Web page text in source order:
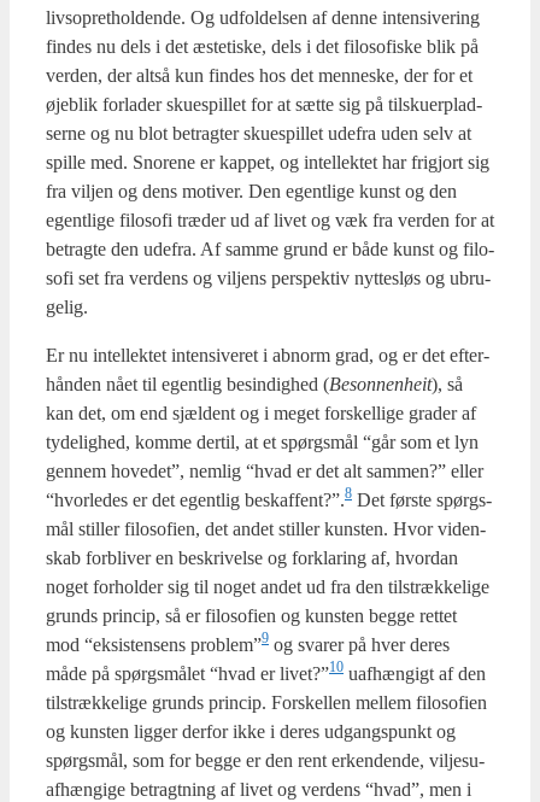
livs­op­ret­hol­den­de. Og udfol­del­sen af den­ne inten­si­ve­ring
fin­des nu dels i det æste­ti­ske, dels i det filo­so­fi­ske blik på
ver­den, der alt­så kun fin­des hos det men­ne­ske, der for et
øje­blik for­la­der sku­e­spil­let for at sæt­te sig på til­sku­er­plad­
ser­ne og nu blot betrag­ter sku­e­spil­let ude­fra uden selv at
spil­le med. Snore­ne er kap­pet, og intel­lek­tet har fri­gjort sig
fra vilj­en og dens moti­ver. Den egent­li­ge kunst og den
egent­li­ge filo­so­fi træ­der ud af livet og væk fra ver­den for at
betrag­te den ude­fra. Af sam­me grund er både kunst og filo­
so­fi set fra ver­dens og vil­jens per­spek­tiv nyt­tes­løs og ubru­
ge­lig.
Er nu intel­lek­tet inten­si­ve­ret i abnorm grad, og er det efter­
hån­den nået til egent­lig besin­dig­hed (Beson­nen­heit), så
kan det, om end sjæl­dent og i meget for­skel­li­ge gra­der af
tyde­lig­hed, kom­me der­til, at et spørgs­mål “går som et lyn
gen­nem hove­d­et”, nem­lig “hvad er det alt sam­men?” eller
“hvor­le­des er det egent­lig beskaffent?”.8 Det før­ste spørgs­
mål stil­ler filo­so­fi­en, det andet stil­ler kun­sten. Hvor viden­
skab for­bli­ver en beskri­vel­se og for­kla­ring af, hvor­dan
noget for­hol­der sig til noget andet ud fra den til­stræk­ke­li­ge
grunds prin­cip, så er filo­so­fi­en og kun­sten beg­ge ret­tet
mod “eksi­sten­sens problem”9 og sva­rer på hver deres
måde på spørgs­må­let “hvad er livet?”10 uaf­hæn­gigt af den
til­stræk­ke­li­ge grunds prin­cip. For­skel­len mel­lem filo­so­fi­en
og kun­sten lig­ger der­for ikke i deres udgangs­punkt og
spørgs­mål, som for beg­ge er den rent erken­den­de, vil­jesu­
af­hæn­gi­ge betragt­ning af livet og ver­dens “hvad”, men i